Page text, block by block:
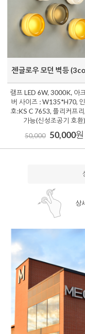
젠글로우 모던 벽등
램프 LED 6W, 3000K, 아
버 사이즈 : W135*H70,
호:KS C 7653, 플리커프리
가능(신성조공기 호환)
50,000 50,000원
상